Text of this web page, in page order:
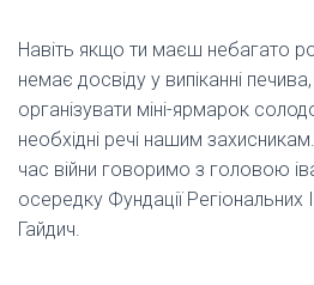
Навіть якщо ти маєш небагато
немає досвіду у випіканні
організувати міні-ярмарок
необхідні речі нашим
час війни говоримо з головою
осередку Фундації Регіональних
Гайдич.